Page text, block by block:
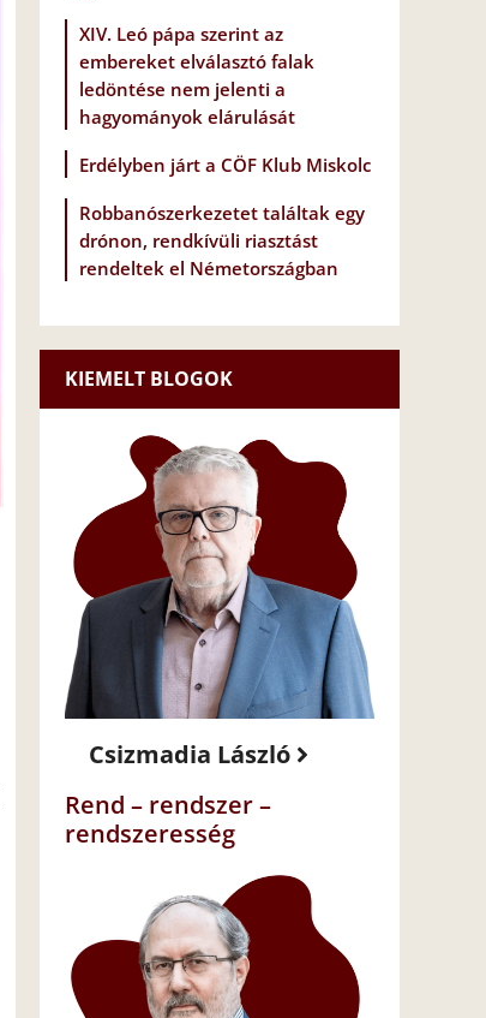
XIV. Leó pápa szerint az
embereket elválasztó falak
ledöntése nem jelenti a
hagyományok elárulását
Erdélyben járt a CÖF Klub Miskolc
Robbanószerkezetet találtak egy
drónon, rendkívüli riasztást
rendeltek el Németországban
KIEMELT BLOGOK
Csizmadia László
Rend – rendszer –
rendszeresség